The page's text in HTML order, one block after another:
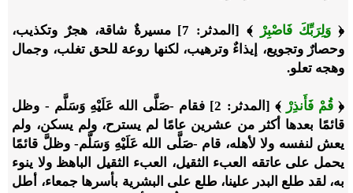
﴿ وَلِرَبِّكَ فَاصْبِرْ
﴾ [المدثر: 7] مسيرةٌ شاقة، هجرٌ وتكذيب،
وحصارٌ وتجويع، إيذاءٌ وترهيب، لكنها روعة للحق تغلب، وجمال
وهجه تعلو.
﴿قُمْ فَأَنذِرْ
﴾ [المدثر: 2] فقام -صَلَّى الله عَلَيْهِ وَسَلَّم - وظل
قائمًا بعدها أكثر من عشرين عامًا لم يسترح، ولم يسكن، ولم
يعش لنفسه ولا لأهله، قام -صَلَّى الله عَلَيْهِ وَسَلَّم- وظلَّ قائمًا
يحمل على عاتقه العبء الثقيل، العبء الثقيل الباهظ ولا ينوء
به، لقد طلع البدر علينا، طلع على البشرية بأسرها جمعاء، أطل